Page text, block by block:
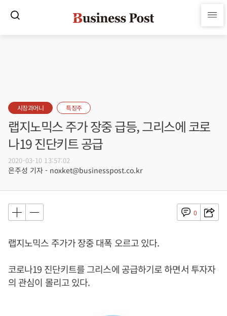
시장과머니 특징주
랩지노믹스 주가 장중 급등, 그리스에 코로
나19 진단키트 공급
2020-03-10 13:57:02
은주성 기자 - noxket@businesspost.co.kr
0
랩지노믹스 주가가 장중 대폭 오르고 있다.
코로나19 진단키트를 그리스에 공급하기로 하면서 투자자
의 관심이 몰리고 있다.